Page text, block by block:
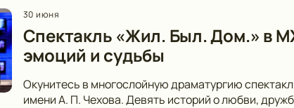
30 июня
Спектакль «Жил. Был. Дом.» в
эмоций и судьбы
Окунитесь в многослойную драматургию
имени А. П. Чехова. Девять историй о любви,